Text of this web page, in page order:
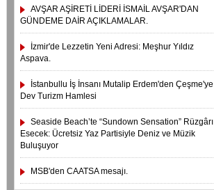
AVŞAR AŞİRETİ LİDERİ İSMAİL AVŞAR'DAN
GÜNDEME DAİR AÇIKLAMALAR.
İzmir'de Lezzetin Yeni Adresi: Meşhur Yıldız
Aspava.
İstanbullu İş İnsanı Mutalip Erdem'den Çeşme'ye
Dev Turizm Hamlesi
Seaside Beach’te “Sundown Sensation” Rüzgârı
Esecek: Ücretsiz Yaz Partisiyle Deniz ve Müzik
Buluşuyor
MSB'den CAATSA mesajı.